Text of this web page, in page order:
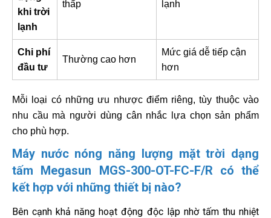
khi trời
lạnh
thấp
lạnh
Chi phí
đầu tư
Thường cao hơn
Mức giá dễ tiếp cận
hơn
Mỗi loại có những ưu nhược điểm riêng, tùy thuộc vào
nhu cầu mà người dùng cân nhắc lựa chọn sản phẩm
cho phù hợp.
Máy nước nóng năng lượng mặt trời dạng
tấm Megasun MGS-300-OT-FC-F/R có thể
kết hợp với những thiết bị nào?
Bên cạnh khả năng hoạt động độc lập nhờ tấm thu nhiệt